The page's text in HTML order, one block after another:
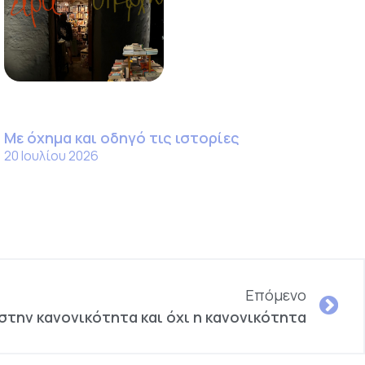
Με όχημα και οδηγό τις ιστορίες
20 Ιουλίου 2026
Επόμενο
κανονικότητα και όχι η κανονικότητα